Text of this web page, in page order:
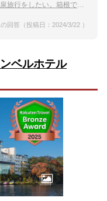
根で一棟貸しできる温泉付きの宿を教えて
回答（投稿日：2024/3/22 ）
ベルホテル